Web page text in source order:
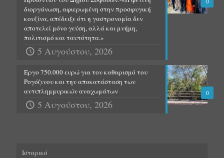
διοργάνωση, αφιερωμένη στην προσφυγική
κουζίνα, απέδειξε ότι η γαστρονομία δεν
αποτελεί μόνο γεύση, αλλά και μνήμη,
πολιτισμό και ταυτότητα.»
5 Αυγούστου, 2026
0
Έργο 750.000 ευρώ για τον καθαρισμό του
Ρογόζινου και την αποκατάσταση των
αντιπλημμυρικών αναχωμάτων
5 Αυγούστου, 2026
Ιστορικό